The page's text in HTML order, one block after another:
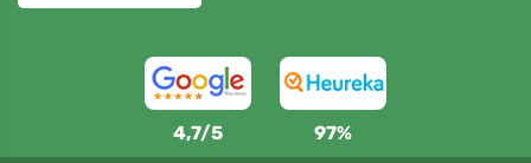
4,7/5 97%